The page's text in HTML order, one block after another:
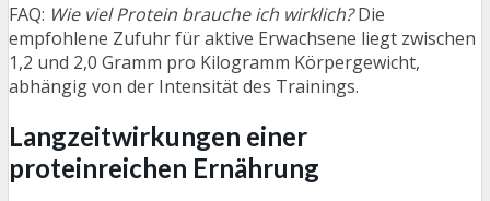
FAQ: Wie viel Protein brauche ich wirklich?Die
empfohlene Zufuhr für aktive Erwachsene liegt zwischen
1,2 und 2,0 Gramm pro Kilogramm Körpergewicht,
abhängig von der Intensität des Trainings.
Langzeitwirkungen einer
proteinreichen Ernährung